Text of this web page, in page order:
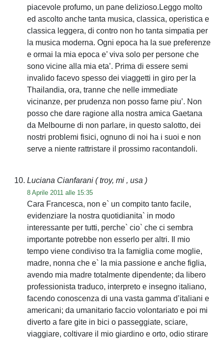
piacevole profumo, un pane delizioso.Leggo molto
ed ascolto anche tanta musica, classica, operistica e
classica leggera, di contro non ho tanta simpatia per
la musica moderna. Ogni epoca ha la sue preferenze
e ormai la mia epoca e’ viva solo per persone che
sono vicine alla mia eta’. Prima di essere semi
invalido facevo spesso dei viaggetti in giro per la
Thailandia, ora, tranne che nelle immediate
vicinanze, per prudenza non posso farne piu’. Non
posso che dare ragione alla nostra amica Gaetana
da Melbourne di non parlare, in questo salotto, dei
nostri problemi fisici, ognuno di noi ha i suoi e non
serve a niente rattristare il prossimo racontandoli.
Luciana Cianfarani ( troy, mi , usa )
8 Aprile 2011 alle 15:35
Cara Francesca, non e` un compito tanto facile,
evidenziare la nostra quotidianita` in modo
interessante per tutti, perche` cio` che ci sembra
importante potrebbe non esserlo per altri. Il mio
tempo viene condiviso tra la famiglia come moglie,
madre, nonna che e` la mia passione e anche figlia,
avendo mia madre totalmente dipendente; da libero
professionista traduco, interpreto e insegno italiano,
facendo conoscenza di una vasta gamma d’italiani e
americani; da umanitario faccio volontariato e poi mi
diverto a fare gite in bici o passeggiate, sciare,
viaggiare, coltivare il mio giardino e orto, odio stirare